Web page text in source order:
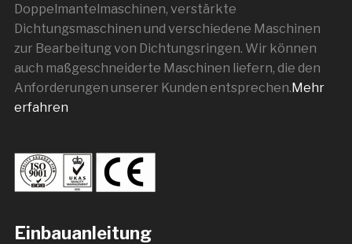
Doppelmantelmaschinen, verstärkte
Dichtungsmaschinen und verschiedene Maschinen
zur Bearbeitung von Dichtungsringen. Wir können
auch maßgeschneiderte Maschinen liefern, die den
Anforderungen unserer Kunden entsprechen.Mehr
erfahren
Einbauanleitung